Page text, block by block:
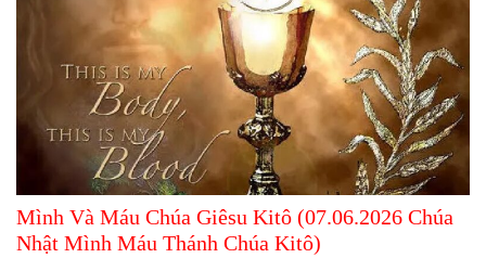
Mình Và Máu Chúa Giêsu Kitô (07.06.2026 Chúa
Nhật Mình Máu Thánh Chúa Kitô)